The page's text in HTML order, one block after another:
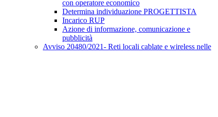
con operatore economico
Determina individuazione PROGETTISTA
Incarico RUP
Azione di informazione, comunicazione e
pubblicità
Avviso 20480/2021- Reti locali cablate e wireless nelle